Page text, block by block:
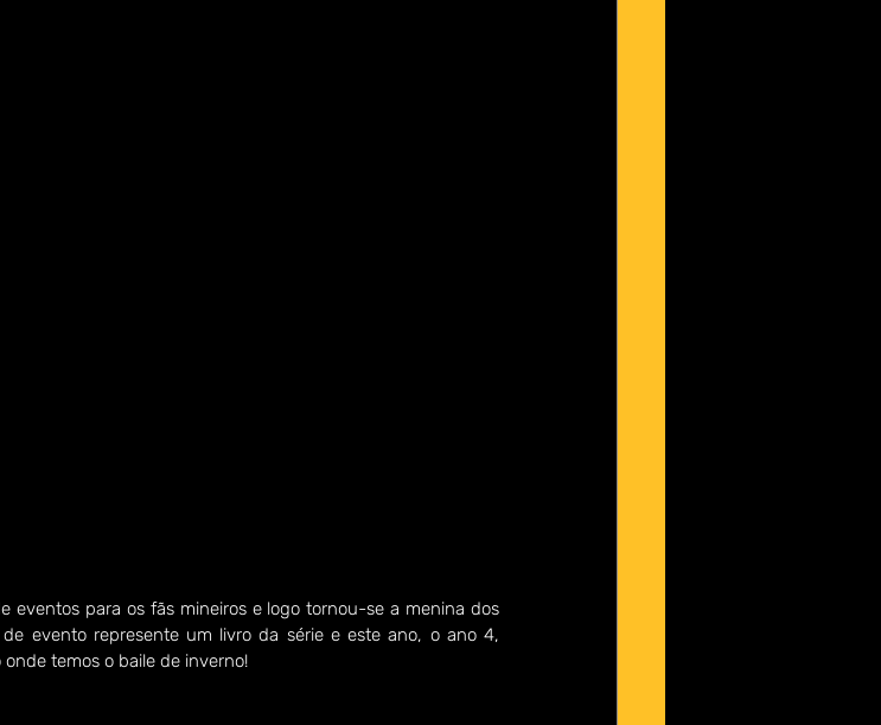
eventos para os fãs mineiros e logo tornou-se a menina dos
evento represente um livro da série e este ano, o ano 4,
temos o baile de inverno!